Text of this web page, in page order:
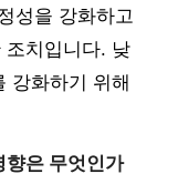
성을 강화하고
조치입니다. 낮
강화하기 위해
향은 무엇인가